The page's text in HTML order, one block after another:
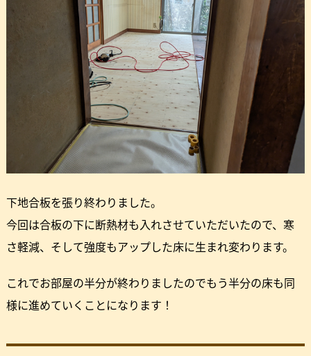
下地合板を張り終わりました。
今回は合板の下に断熱材も入れさせていただいたので、寒
さ軽減、そして強度もアップした床に生まれ変わります。
これでお部屋の半分が終わりましたのでもう半分の床も同
様に進めていくことになります！